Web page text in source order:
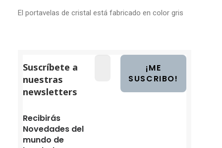
El portavelas de cristal está fabricado en color gris
Suscríbete a
nuestras
newsletters
Recibirás
Novedades del
mundo de